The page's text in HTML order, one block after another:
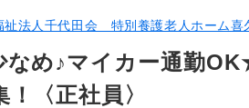
祉法人千代田会 特別養護老人ホーム喜
なめ♪マイカー通勤
〈正社員〉